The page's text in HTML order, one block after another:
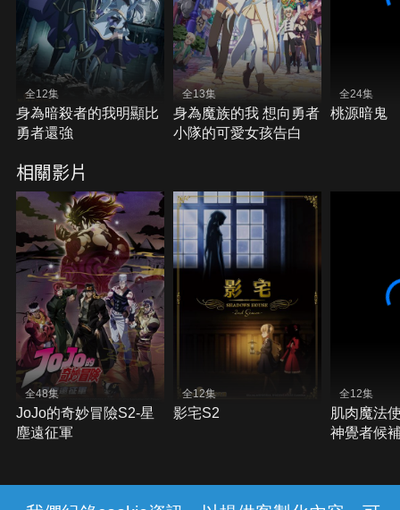
全12集
身為暗殺者的我明顯比
勇者還強
全13集
身為魔族的我 想向勇者
小隊的可愛女孩告白
全24集
桃源暗鬼
相關影片
全48集
JoJo的奇妙冒險S2-星
塵遠征軍
全12集
影宅S2
全12集
肌肉魔法
神覺者候